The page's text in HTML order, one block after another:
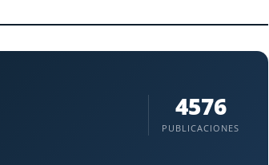
4576
PUBLICACIONES